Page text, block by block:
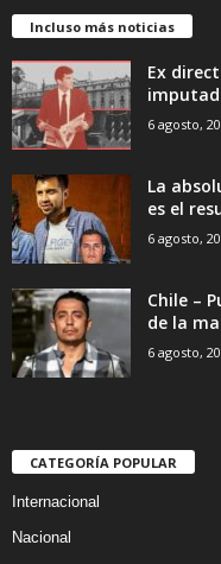
Incluso más noticias
Ex
6 agosto,
La
es el
6 agosto,
Chile –
de la
6 agosto,
CATEGORÍA POPULAR
Internacional
Nacional